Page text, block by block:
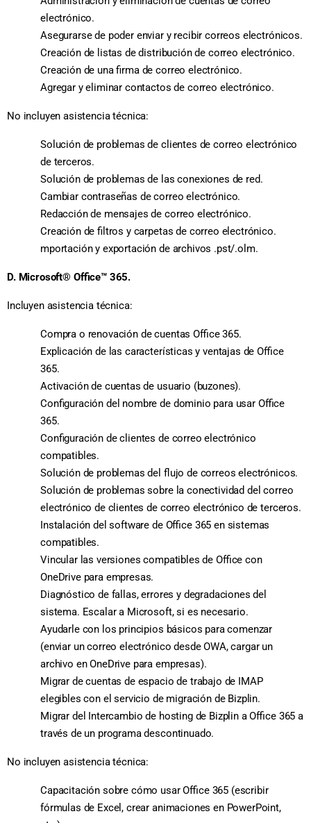
electrónico.
Asegurarse de poder enviar y recibir correos electrónicos.
Creación de listas de distribución de correo electrónico.
Creación de una firma de correo electrónico.
Agregar y eliminar contactos de correo electrónico.
No incluyen asistencia técnica:
Solución de problemas de clientes de correo electrónico
de terceros.
Solución de problemas de las conexiones de red.
Cambiar contraseñas de correo electrónico.
Redacción de mensajes de correo electrónico.
Creación de filtros y carpetas de correo electrónico.
mportación y exportación de archivos .pst/.olm.
D. Microsoft® Office™ 365.
Incluyen asistencia técnica:
Compra o renovación de cuentas Office 365.
Explicación de las características y ventajas de Office
365.
Activación de cuentas de usuario (buzones).
Configuración del nombre de dominio para usar Office
365.
Configuración de clientes de correo electrónico
compatibles.
Solución de problemas del flujo de correos electrónicos.
Solución de problemas sobre la conectividad del correo
electrónico de clientes de correo electrónico de terceros.
Instalación del software de Office 365 en sistemas
compatibles.
Vincular las versiones compatibles de Office con
OneDrive para empresas.
Diagnóstico de fallas, errores y degradaciones del
sistema. Escalar a Microsoft, si es necesario.
Ayudarle con los principios básicos para comenzar
(enviar un correo electrónico desde OWA, cargar un
archivo en OneDrive para empresas).
Migrar de cuentas de espacio de trabajo de IMAP
elegibles con el servicio de migración de Bizplin.
Migrar del Intercambio de hosting de Bizplin a Office 365 a
través de un programa descontinuado.
No incluyen asistencia técnica:
Capacitación sobre cómo usar Office 365 (escribir
fórmulas de Excel, crear animaciones en PowerPoint,